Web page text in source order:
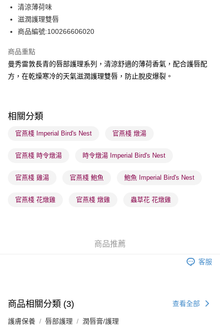
PayMe
WeChat Pay
送貨方式
順豐自助櫃 - 確認發貨後1-3個工作天送達
順豐站及營業點 - 確認發貨後1-3個工作天送達
物流公司進行物流配送
取。逾期會取消訂單，並不會安排重寄
取。逾期會取消訂單，並不會安排重寄
清涼薄荷味
滋潤護理雙唇
商品編號:100266606020
商品重點
曼秀雷敦長青的唇部護理系列，清涼舒適的薄荷香氣，配合護唇配
方，在乾燥寒冷的天氣滋潤護理雙唇，防止脫皮爆裂。
相關分類
官燕棧 Imperial Bird's Nest 官燕棧 燉湯
官燕棧 時令燉湯 時令燉湯 Imperial Bird's Nest
官燕棧 雞湯 官燕棧 鮑魚 鮑魚 Imperial Bird's Nest
官燕棧 花燉雞 官燕棧 燉雞 蟲草花 花燉雞
商品推薦
客服
商品相關分類 (3) 查看全部
護膚保養 唇部護理 潤唇膏/護理